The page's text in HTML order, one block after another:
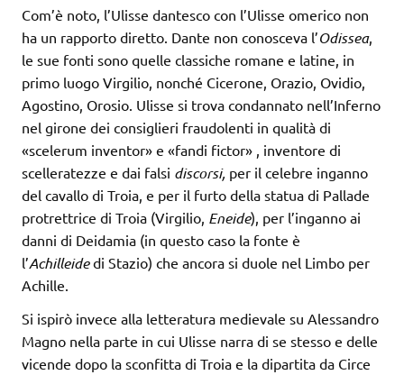
Com’è noto, l’Ulisse dantesco con l’Ulisse omerico non
ha un rapporto diretto. Dante non conosceva l’Odissea,
le sue fonti sono quelle classiche romane e latine, in
primo luogo Virgilio, nonché Cicerone, Orazio, Ovidio,
Agostino, Orosio. Ulisse si trova condannato nell’Inferno
nel girone dei consiglieri fraudolenti in qualità di
«scelerum inventor» e «fandi fictor» , inventore di
scelleratezze e dai falsi discorsi, per il celebre inganno
del cavallo di Troia, e per il furto della statua di Pallade
protrettrice di Troia (Virgilio, Eneide), per l’inganno ai
danni di Deidamia (in questo caso la fonte è
l’Achilleidedi Stazio) che ancora si duole nel Limbo per
Achille.
Si ispirò invece alla letteratura medievale su Alessandro
Magno nella parte in cui Ulisse narra di se stesso e delle
vicende dopo la sconfitta di Troia e la dipartita da Circe